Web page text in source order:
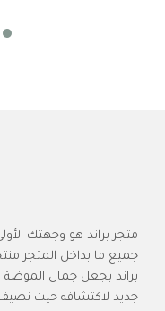
متجر براند هو وجهتك
جميع ما بداخل المتجر
براند بجعل جمال
جديد لاكتشافه حيث نضيف